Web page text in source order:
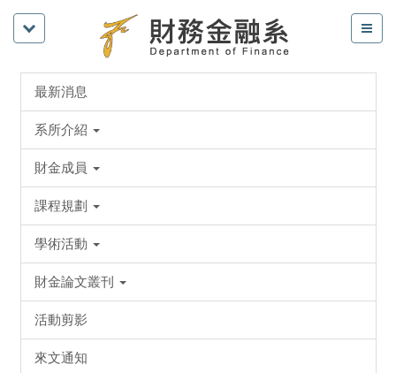
最新消息
系所介紹
財金成員
課程規劃
學術活動
財金論文叢刊
活動剪影
來文通知